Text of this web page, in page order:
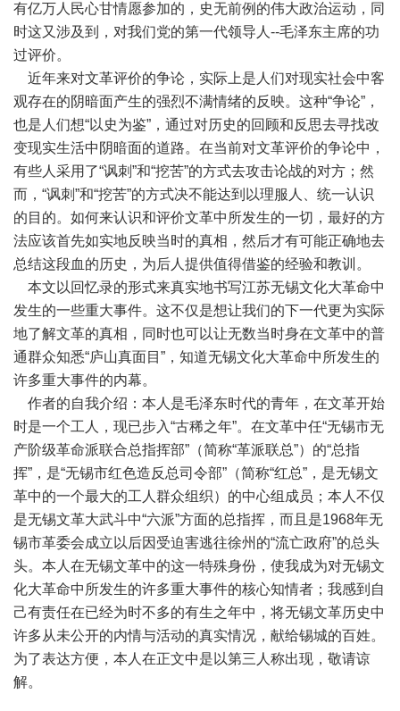
有亿万人民心甘情愿参加的，史无前例的伟大政治运动，同
时这又涉及到，对我们党的第一代领导人--毛泽东主席的功
过评价。
近年来对文革评价的争论，实际上是人们对现实社会中客
观存在的阴暗面产生的强烈不满情绪的反映。这种“争论”，
也是人们想“以史为鉴”，通过对历史的回顾和反思去寻找改
变现实生活中阴暗面的道路。在当前对文革评价的争论中，
有些人采用了“讽刺”和“挖苦”的方式去攻击论战的对方；然
而，“讽刺”和“挖苦”的方式决不能达到以理服人、统一认识
的目的。如何来认识和评价文革中所发生的一切，最好的方
法应该首先如实地反映当时的真相，然后才有可能正确地去
总结这段血的历史，为后人提供值得借鉴的经验和教训。
本文以回忆录的形式来真实地书写江苏无锡文化大革命中
发生的一些重大事件。这不仅是想让我们的下一代更为实际
地了解文革的真相，同时也可以让无数当时身在文革中的普
通群众知悉“庐山真面目”，知道无锡文化大革命中所发生的
许多重大事件的内幕。
作者的自我介绍：本人是毛泽东时代的青年，在文革开始
时是一个工人，现已步入“古稀之年”。在文革中任“无锡市无
产阶级革命派联合总指挥部”（简称“革派联总”）的“总指
挥”，是“无锡市红色造反总司令部”（简称“红总”，是无锡文
革中的一个最大的工人群众组织）的中心组成员；本人不仅
是无锡文革大武斗中“六派”方面的总指挥，而且是1968年无
锡市革委会成立以后因受迫害逃往徐州的“流亡政府”的总头
头。本人在无锡文革中的这一特殊身份，使我成为对无锡文
化大革命中所发生的许多重大事件的核心知情者；我感到自
己有责任在已经为时不多的有生之年中，将无锡文革历史中
许多从未公开的内情与活动的真实情况，献给锡城的百姓。
为了表达方便，本人在正文中是以第三人称出现，敬请谅
解。